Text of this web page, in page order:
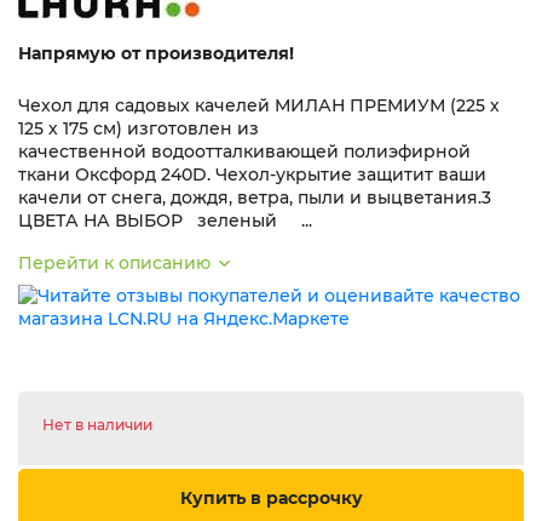
Напрямую от производителя!
Чехол для садовых качелей МИЛАН ПРЕМИУМ (225 х
125 х 175 см) изготовлен из
качественной водоотталкивающей полиэфирной
ткани Оксфорд 240D. Чехол-укрытие защитит ваши
качели от снега, дождя, ветра, пыли и выцветания.3
ЦВЕТА НА ВЫБОР зеленый ...
Перейти к описанию
Нет в наличии
Купить в рассрочку